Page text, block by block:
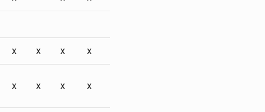
x x x x
x x x x